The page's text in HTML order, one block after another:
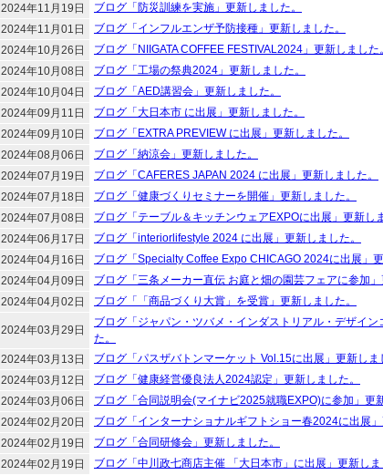
2024年11月19日
ブログ「防災訓練を実施」更新しました。
2024年11月01日
ブログ「インフルエンザ予防接種」更新しました。
2024年10月26日
ブログ「NIIGATA COFFEE FESTIVAL2024」更新しました。
2024年10月08日
ブログ「工場の祭典2024」更新しました。
2024年10月04日
ブログ「AED講習会」更新しました。
2024年09月11日
ブログ「大日本市 に出展」更新しました。
2024年09月10日
ブログ「EXTRA PREVIEW に出展」更新しました。
2024年08月06日
ブログ「納涼会」更新しました。
2024年07月19日
ブログ「CAFERES JAPAN 2024 に出展」更新しました。
2024年07月18日
ブログ「健康づくりセミナーを開催」更新しました。
2024年07月08日
ブログ「テーブル＆キッチンウェアEXPOに出展」更新し
2024年06月17日
ブログ「interiorlifestyle 2024 に出展」更新しました。
2024年04月16日
ブログ「Specialty Coffee Expo CHICAGO 2024に出展」更
2024年04月09日
ブログ「三条メーカー直伝 お庭と畑の園芸フェアに参加」
2024年04月02日
ブログ「「商品づくり大賞」を受賞」更新しました。
2024年03月29日
ブログ「ジャパン・ツバメ・インダストリアル・デザイ
た。
2024年03月13日
ブログ「パスザバトンマーケット Vol.15に出展」更新しま
2024年03月12日
ブログ「健康経営優良法人2024認定」更新しました。
2024年03月06日
ブログ「合同説明会(マイナビ2025就職EXPO)に参加」更
2024年02月20日
ブログ「インターナショナルギフトショー春2024に出展」
2024年02月19日
ブログ「合同研修会」更新しました。
2024年02月19日
ブログ「中川政七商店主催 「大日本市」に出展」更新しま